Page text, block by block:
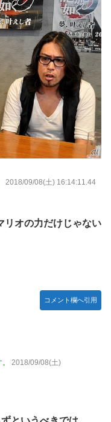
2018/09/08(土) 16:14:11.44
リオの力だけじゃない
コメント欄へ引用
2018/09/08(土)